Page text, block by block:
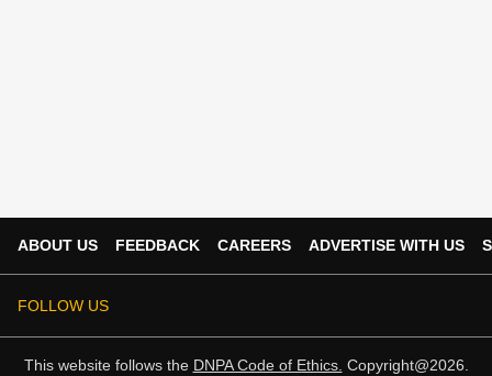
ABOUT US FEEDBACK CAREERS ADVERTISE WITH US
FOLLOW US
This website follows the DNPA Code of Ethics. Copyright@2026.